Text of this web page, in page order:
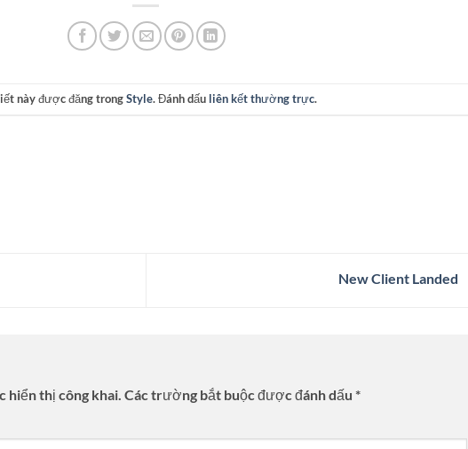
này được đăng trongStyle. Đánh dấu liên kết thường trực.
New Client Landed
hiển thị công khai. Các trường bắt buộc được đánh dấu *